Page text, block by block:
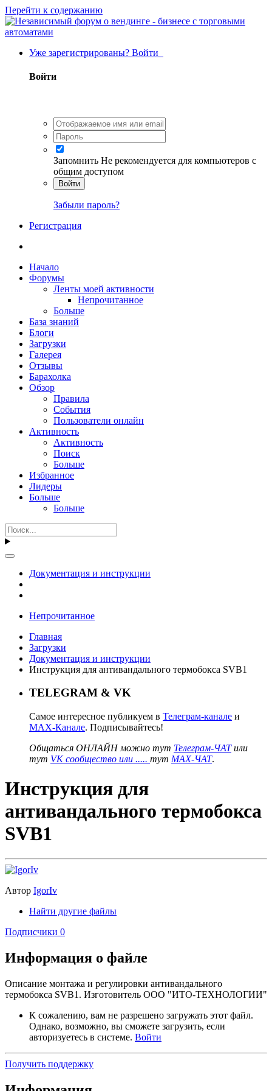
Перейти к содержанию
Уже зарегистрированы? Войти
Войти
Запомнить Не рекомендуется для компьютеров с
общим доступом
Войти
Забыли пароль?
Регистрация
Начало
Форумы
Ленты моей активности
Непрочитанное
Больше
База знаний
Блоги
Загрузки
Галерея
Отзывы
Барахолка
Обзор
Правила
События
Пользователи онлайн
Активность
Активность
Поиск
Больше
Избранное
Лидеры
Больше
Больше
Документация и инструкции
Непрочитанное
Главная
Загрузки
Документация и инструкции
Инструкция для антивандального термобокса SVB1
TELEGRAM & VK
Самое интересное публикуем в Телеграм-канале и
MAX-Канале. Подписывайтесь!
Общаться ОНЛАЙН можно тут Телеграм-ЧАТили
тут VK сообщество или ..... тут MAX-ЧАТ.
Инструкция для
антивандального термобокса
SVB1
Автор IgorIv
Найти другие файлы
Подписчики 0
Информация о файле
Описание монтажа и регулировки антивандального
термобокса SVB1. Изготовитель ООО "ИТО-ТЕХНОЛОГИИ"
К сожалению, вам не разрешено загружать этот файл.
Однако, возможно, вы сможете загрузить, если
авторизуетесь в системе. Войти
Получить поддержку